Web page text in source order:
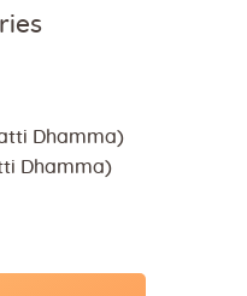
Dhamma)
Dhamma)